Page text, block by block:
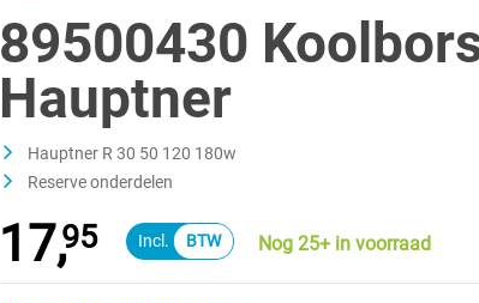
89500430
Hauptner
Hauptner R 30 50 120 180w
Reserve onderdelen
17,95 Nog 25+ in voorraad